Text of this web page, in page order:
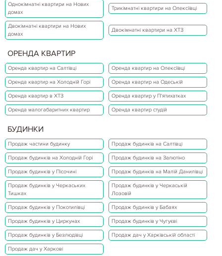
Однокімнатні квартири на Нових
домах
Трикімнатні квартири на Олексіївці
Двокімнатні квартири на Нових
домах
Двокімнатні квартири на ХТЗ
ОРЕНДА КВАРТИР
Оренда квартир на Салтівці Оренда квартир на Олексіївці
Оренда квартир на Холодній Горі Оренда квартир на Одеській
Оренда квартир в ХТЗ Оренда квартир у П'ятихатках
Оренда малогабаритних квартир Оренда квартир студій
БУДИНКИ
Продаж частини будинку Продаж будинків на Салтівці
Продаж будинків на Холодній Горі Продаж будинків на Залютіно
Продаж будинків у Пісочині Продаж будинків на Малій Данилівці
Продаж будинків у Черкаських
Тишках
Продаж будинків у Черкаській
Лозовій
Продаж будинків у Покотилівці Продаж будинків у Бабаях
Продаж будинків у Циркунах Продаж будинків у Чугуєві
Продаж будинків у Безлюдівці Продаж дач у Харківській області
Продаж дач у Харкові